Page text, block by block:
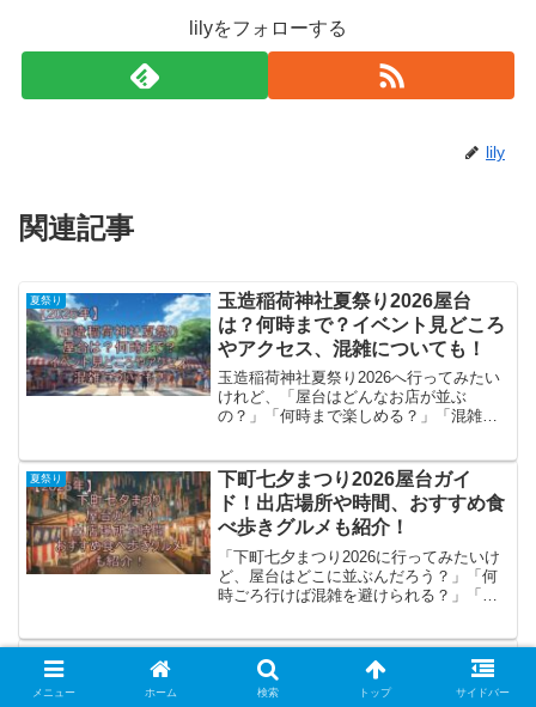
lilyをフォローする
lily
関連記事
夏祭り
玉造稲荷神社夏祭り2026屋台
は？何時まで？イベント見どころ
やアクセス、混雑についても！
玉造稲荷神社夏祭り2026へ行ってみたい
けれど、「屋台はどんなお店が並ぶ
の？」「何時まで楽しめる？」「混雑は
でにぎわう玉造稲荷神社の夏祭りは、屋
台グルメはもちろん、子ど...
夏祭り
下町七夕まつり2026屋台ガイ
ド！出店場所や時間、おすすめ食
べ歩きグルメも紹介！
「下町七夕まつり2026に行ってみたいけ
ど、屋台はどこに並ぶんだろう？」「何
時ごろ行けば混雑を避けられる？」「せ
していませんか？お祭り当日は人が多い
ので、事前に屋台の出...
生根神社祭り2026屋台まとめ！
出店場所や営業時間、混雑、見ど
メニュー ホーム 検索 トップ サイドバー